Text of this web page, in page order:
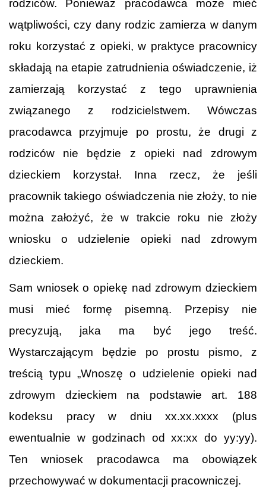
rodziców. Ponieważ pracodawca może mieć
wątpliwości, czy dany rodzic zamierza w danym
roku korzystać z opieki, w praktyce pracownicy
składają na etapie zatrudnienia oświadczenie, iż
zamierzają korzystać z tego uprawnienia
związanego z rodzicielstwem. Wówczas
pracodawca przyjmuje po prostu, że drugi z
rodziców nie będzie z opieki nad zdrowym
dzieckiem korzystał. Inna rzecz, że jeśli
pracownik takiego oświadczenia nie złoży, to nie
można założyć, że w trakcie roku nie złoży
wniosku o udzielenie opieki nad zdrowym
dzieckiem.
Sam wniosek o opiekę nad zdrowym dzieckiem
musi mieć formę pisemną. Przepisy nie
precyzują, jaka ma być jego treść.
Wystarczającym będzie po prostu pismo, z
treścią typu „Wnoszę o udzielenie opieki nad
zdrowym dzieckiem na podstawie art. 188
kodeksu pracy w dniu xx.xx.xxxx (plus
ewentualnie w godzinach od xx:xx do yy:yy).
Ten wniosek pracodawca ma obowiązek
przechowywać w dokumentacji pracowniczej.